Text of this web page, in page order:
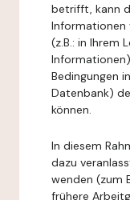
betrifft, kann
Informationen
(z.B.: in Ihrem
Bedingungen
Datenbank)
können.
In diesem
dazu
wenden (zum
frühere